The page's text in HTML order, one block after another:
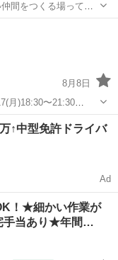
間をつくる場って意
安心して楽しめるバス
8月8日
月)18:30〜21:30
ケ
↑中型免許ドライバ
Ad
！★細かい作業が
手当あり★年間…